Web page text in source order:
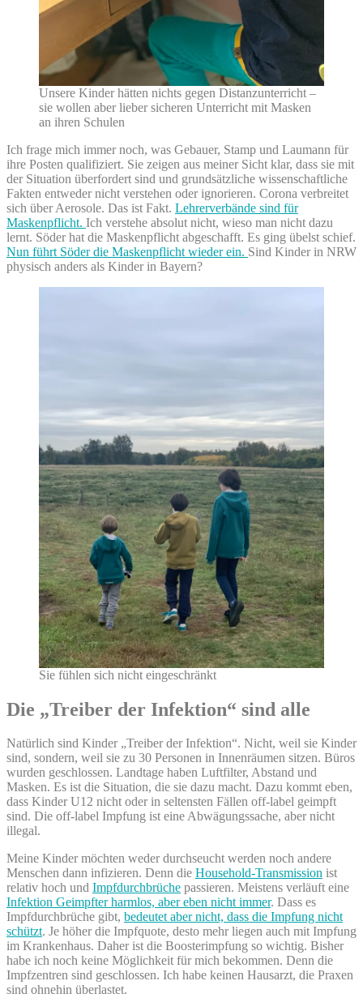
Unsere Kinder hätten nichts gegen Distanzunterricht –
sie wollen aber lieber sicheren Unterricht mit Masken
an ihren Schulen
Ich frage mich immer noch, was Gebauer, Stamp und Laumann für
ihre Posten qualifiziert. Sie zeigen aus meiner Sicht klar, dass sie mit
der Situation überfordert sind und grundsätzliche wissenschaftliche
Fakten entweder nicht verstehen oder ignorieren. Corona verbreitet
sich über Aerosole. Das ist Fakt. Lehrerverbände sind für
Maskenpflicht. Ich verstehe absolut nicht, wieso man nicht dazu
lernt. Söder hat die Maskenpflicht abgeschafft. Es ging übelst schief.
Nun führt Söder die Maskenpflicht wieder ein. Sind Kinder in NRW
physisch anders als Kinder in Bayern?
Sie fühlen sich nicht eingeschränkt
Die „Treiber der Infektion“ sind alle
Natürlich sind Kinder „Treiber der Infektion“. Nicht, weil sie Kinder
sind, sondern, weil sie zu 30 Personen in Innenräumen sitzen. Büros
wurden geschlossen. Landtage haben Luftfilter, Abstand und
Masken. Es ist die Situation, die sie dazu macht. Dazu kommt eben,
dass Kinder U12 nicht oder in seltensten Fällen off-label geimpft
sind. Die off-label Impfung ist eine Abwägungssache, aber nicht
illegal.
Meine Kinder möchten weder durchseucht werden noch andere
Menschen dann infizieren. Denn die Household-Transmission ist
relativ hoch und Impfdurchbrüche passieren. Meistens verläuft eine
Infektion Geimpfter harmlos, aber eben nicht immer. Dass es
Impfdurchbrüche gibt, bedeutet aber nicht, dass die Impfung nicht
schützt. Je höher die Impfquote, desto mehr liegen auch mit Impfung
im Krankenhaus. Daher ist die Boosterimpfung so wichtig. Bisher
habe ich noch keine Möglichkeit für mich bekommen. Denn die
Impfzentren sind geschlossen. Ich habe keinen Hausarzt, die Praxen
sind ohnehin überlastet.